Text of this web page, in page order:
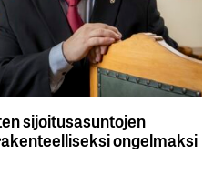
sijoitusasuntojen
ongelmaksi